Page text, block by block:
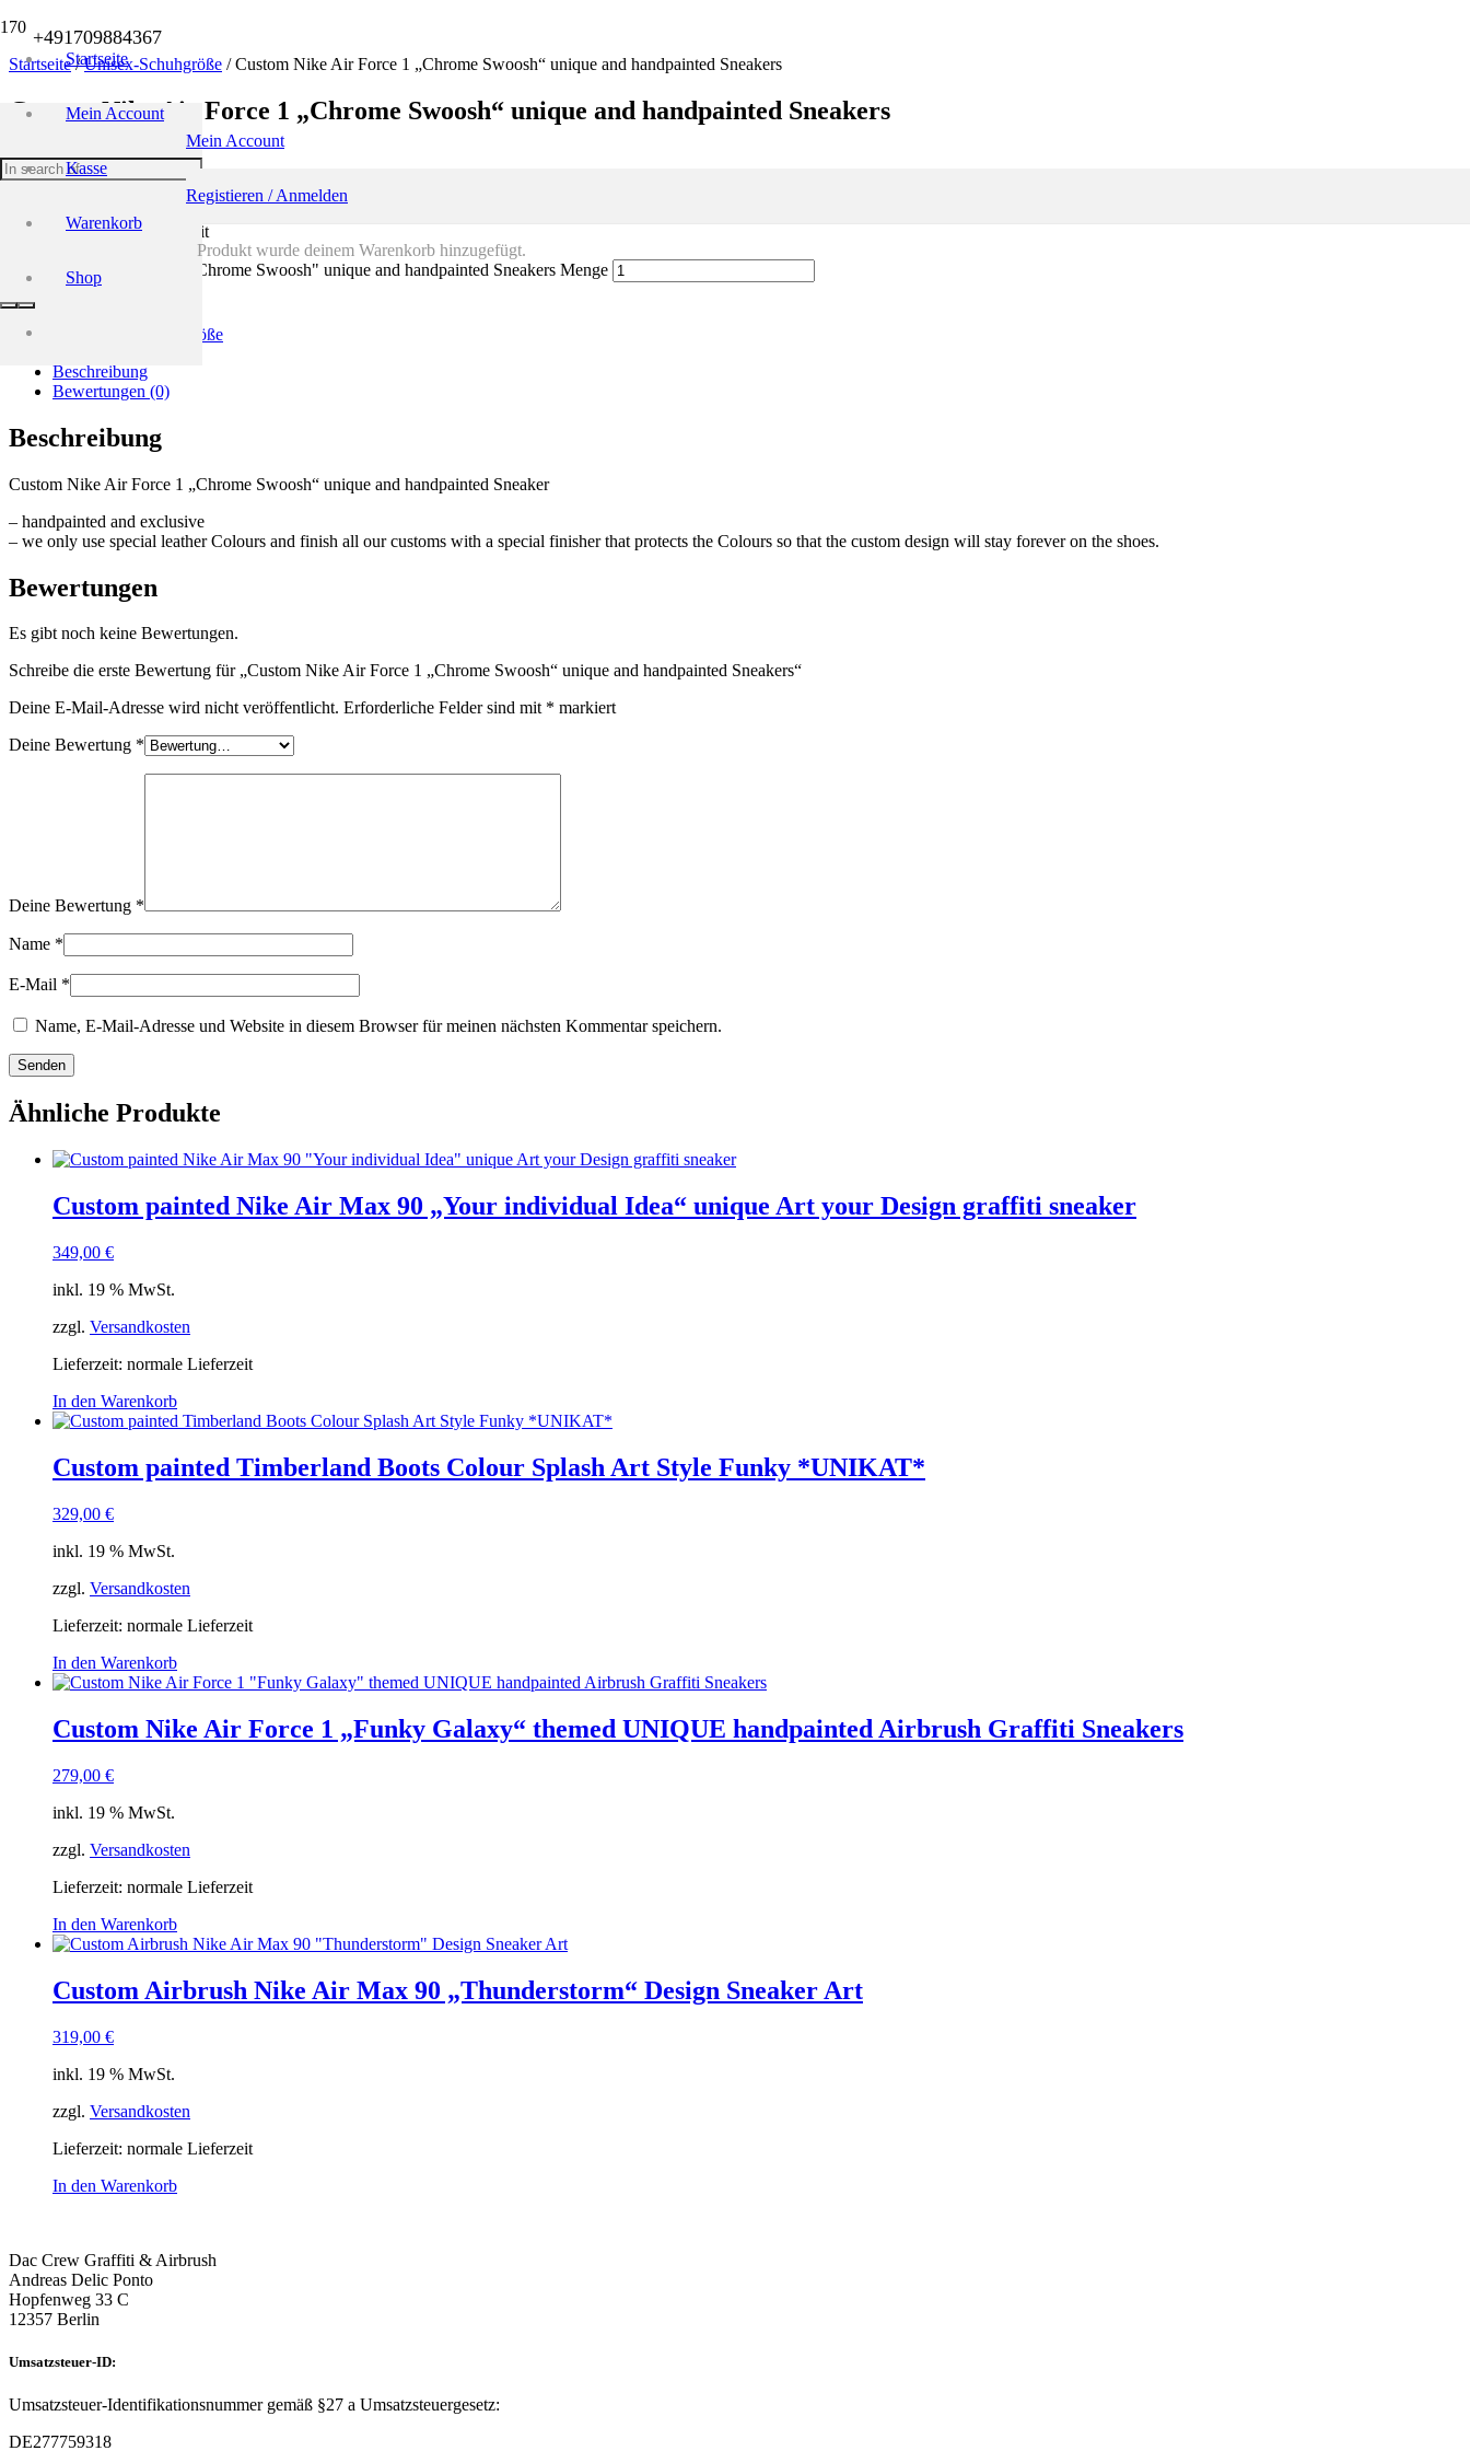
+491709884367
Startseite
Mein Account
Kasse
Warenkorb
Shop
Mein Account
Registieren / Anmelden
Produkt wurde deinem Warenkorb hinzugefügt.
Startseite/Unisex-Schuhgröße / Custom Nike Air Force 1 „Chrome Swoosh“ unique and handpainted Sneakers
Custom Nike Air Force 1 „Chrome Swoosh“ unique and handpainted Sneakers
179,00€
Versandkosten
Lieferzeit: normale Lieferzeit
Custom Nike Air Force 1 "Chrome Swoosh" unique and handpainted Sneakers Menge
Auf die Wunschliste
Kategorie:
Unisex-Schuhgröße
Beschreibung
Bewertungen (0)
Beschreibung
Custom Nike Air Force 1 „Chrome Swoosh“ unique and handpainted Sneaker
– handpainted and exclusive
– we only use special leather Colours and finish all our customs with a special finisher that protects the Colours so that the custom design will stay forever on the shoes.
Bewertungen
Es gibt noch keine Bewertungen.
Schreibe die erste Bewertung für „Custom Nike Air Force 1 „Chrome Swoosh“ unique and handpainted Sneakers“
Deine E-Mail-Adresse wird nicht veröffentlicht. Erforderliche Felder sind mit * markiert
Deine Bewertung *
Deine Bewertung *
Name *
E-Mail *
Name, E-Mail-Adresse und Website in diesem Browser für meinen nächsten Kommentar speichern.
Ähnliche Produkte
Custom painted Nike Air Max 90 „Your individual Idea“ unique Art your Design graffiti sneaker
349,00 €
inkl. 19 % MwSt.
zzgl. Versandkosten
Lieferzeit: normale Lieferzeit
In den Warenkorb
Custom painted Timberland Boots Colour Splash Art Style Funky *UNIKAT*
329,00 €
inkl. 19 % MwSt.
zzgl. Versandkosten
Lieferzeit: normale Lieferzeit
In den Warenkorb
Custom Nike Air Force 1 „Funky Galaxy“ themed UNIQUE handpainted Airbrush Graffiti Sneakers
279,00 €
inkl. 19 % MwSt.
zzgl. Versandkosten
Lieferzeit: normale Lieferzeit
In den Warenkorb
Custom Airbrush Nike Air Max 90 „Thunderstorm“ Design Sneaker Art
319,00 €
inkl. 19 % MwSt.
zzgl. Versandkosten
Lieferzeit: normale Lieferzeit
In den Warenkorb
Dac Crew Graffiti & Airbrush
Andreas Delic Ponto
Hopfenweg 33 C
12357 Berlin
Umsatzsteuer-ID:
Umsatzsteuer-Identifikationsnummer gemäß §27 a Umsatzsteuergesetz:
DE277759318